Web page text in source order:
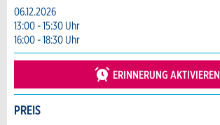
* Eingabe erforderlich
Firma / Organisation:
Adresszusatz:
06.12.2026
13:00 - 15:30 Uhr
16:00 - 18:30 Uhr
ERINNERUNG AKTIVIEREN
PREIS